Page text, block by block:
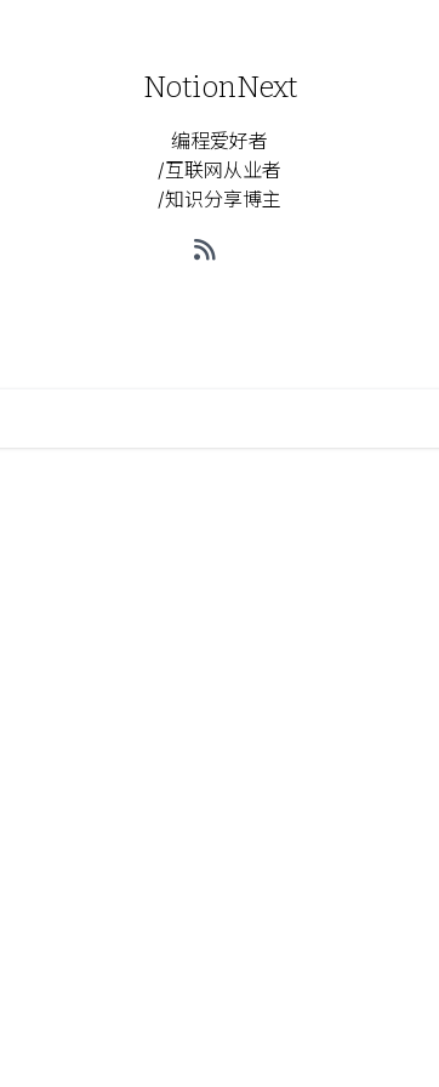
NotionNext
编程爱好者
/互联网从业者
/知识分享博主